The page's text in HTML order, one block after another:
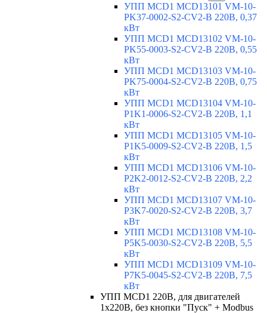
УПП MCD1 MCD13101 VM-10-
PK37-0002-S2-CV2-B 220В, 0,37
кВт
УПП MCD1 MCD13102 VM-10-
PK55-0003-S2-CV2-B 220В, 0,55
кВт
УПП MCD1 MCD13103 VM-10-
PK75-0004-S2-CV2-B 220В, 0,75
кВт
УПП MCD1 MCD13104 VM-10-
P1K1-0006-S2-CV2-B 220В, 1,1
кВт
УПП MCD1 MCD13105 VM-10-
P1K5-0009-S2-CV2-B 220В, 1,5
кВт
УПП MCD1 MCD13106 VM-10-
P2K2-0012-S2-CV2-B 220В, 2,2
кВт
УПП MCD1 MCD13107 VM-10-
P3K7-0020-S2-CV2-B 220В, 3,7
кВт
УПП MCD1 MCD13108 VM-10-
P5K5-0030-S2-CV2-B 220В, 5,5
кВт
УПП MCD1 MCD13109 VM-10-
P7K5-0045-S2-CV2-B 220В, 7,5
кВт
УПП MCD1 220В, для двигателей
1х220В, без кнопки "Пуск" + Modbus